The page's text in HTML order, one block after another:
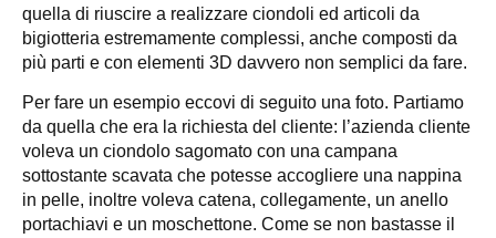
quella di riuscire a realizzare ciondoli ed articoli da
bigiotteria estremamente complessi, anche composti da
più parti e con elementi 3D davvero non semplici da fare.
Per fare un esempio eccovi di seguito una foto. Partiamo
da quella che era la richiesta del cliente: l’azienda cliente
voleva un ciondolo sagomato con una campana
sottostante scavata che potesse accogliere una nappina
in pelle, inoltre voleva catena, collegamente, un anello
portachiavi e un moschettone. Come se non bastasse il